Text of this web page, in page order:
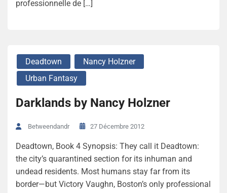
professionnelle de […]
Deadtown
Nancy Holzner
Urban Fantasy
Darklands by Nancy Holzner
Betweendandr 27 Décembre 2012
Deadtown, Book 4 Synopsis: They call it Deadtown:
the city’s quarantined section for its inhuman and
undead residents. Most humans stay far from its
border—but Victory Vaughn, Boston’s only professional